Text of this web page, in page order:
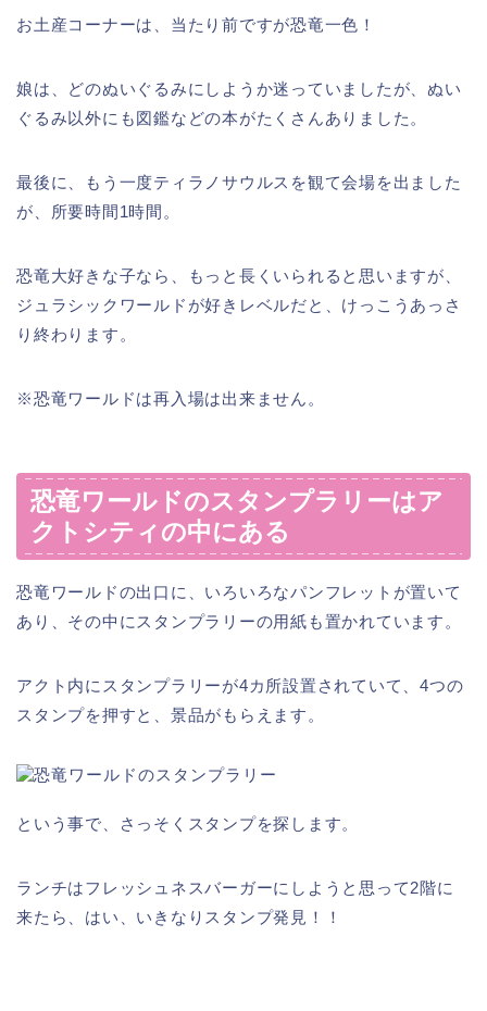
お土産コーナーは、当たり前ですが恐竜一色！
娘は、どのぬいぐるみにしようか迷っていましたが、ぬい
ぐるみ以外にも図鑑などの本がたくさんありました。
最後に、もう一度ティラノサウルスを観て会場を出ました
が、所要時間1時間。
恐竜大好きな子なら、もっと長くいられると思いますが、
ジュラシックワールドが好きレベルだと、けっこうあっさ
り終わります。
※恐竜ワールドは再入場は出来ません。
恐竜ワールドのスタンプラリーはア
クトシティの中にある
恐竜ワールドの出口に、いろいろなパンフレットが置いて
あり、その中にスタンプラリーの用紙も置かれています。
アクト内にスタンプラリーが4カ所設置されていて、4つの
スタンプを押すと、景品がもらえます。
という事で、さっそくスタンプを探します。
ランチはフレッシュネスバーガーにしようと思って2階に
来たら、はい、いきなりスタンプ発見！！